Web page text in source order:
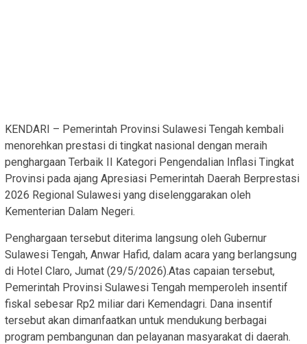
KENDARI – Pemerintah Provinsi Sulawesi Tengah kembali
menorehkan prestasi di tingkat nasional dengan meraih
penghargaan Terbaik II Kategori Pengendalian Inflasi Tingkat
Provinsi pada ajang Apresiasi Pemerintah Daerah Berprestasi
2026 Regional Sulawesi yang diselenggarakan oleh
Kementerian Dalam Negeri.
Penghargaan tersebut diterima langsung oleh Gubernur
Sulawesi Tengah, Anwar Hafid, dalam acara yang berlangsung
di Hotel Claro, Jumat (29/5/2026).Atas capaian tersebut,
Pemerintah Provinsi Sulawesi Tengah memperoleh insentif
fiskal sebesar Rp2 miliar dari Kemendagri. Dana insentif
tersebut akan dimanfaatkan untuk mendukung berbagai
program pembangunan dan pelayanan masyarakat di daerah.